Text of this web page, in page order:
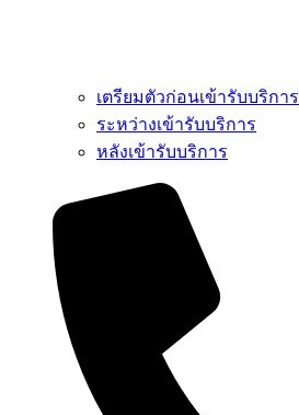
เตรียมตัวก่อนเข้ารับบริการ
ระหว่างเข้ารับบริการ
หลังเข้ารับบริการ